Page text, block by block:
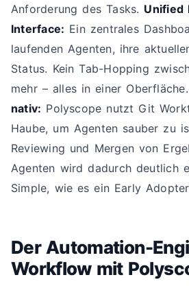
Anforderung des Tasks. Unified
Interface: Ein zentrales
laufenden Agenten, ihre
Status. Kein Tab-Hopping
mehr – alles in einer Oberfläche.
nativ: Polyscope nutzt Git
Haube, um Agenten sauber zu
Reviewing und Mergen von
Agenten wird dadurch deutlich
Simple, wie es ein Early
Der Automation-
Workflow mit